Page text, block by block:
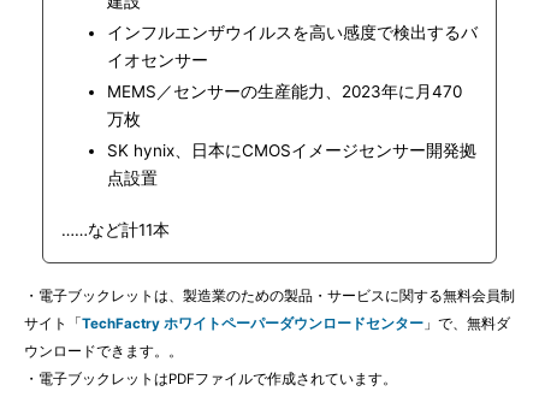
インフルエンザウイルスを高い感度で検出するバ
イオセンサー
MEMS／センサーの生産能力、2023年に月470
万枚
SK hynix、日本にCMOSイメージセンサー開発拠
点設置
……など計11本
・電子ブックレットは、製造業のための製品・サービスに関する無料会員制
サイト「 TechFactry ホワイトペーパーダウンロードセンター 」で、無料ダ
ウンロードできます。。
・電子ブックレットはPDFファイルで作成されています。